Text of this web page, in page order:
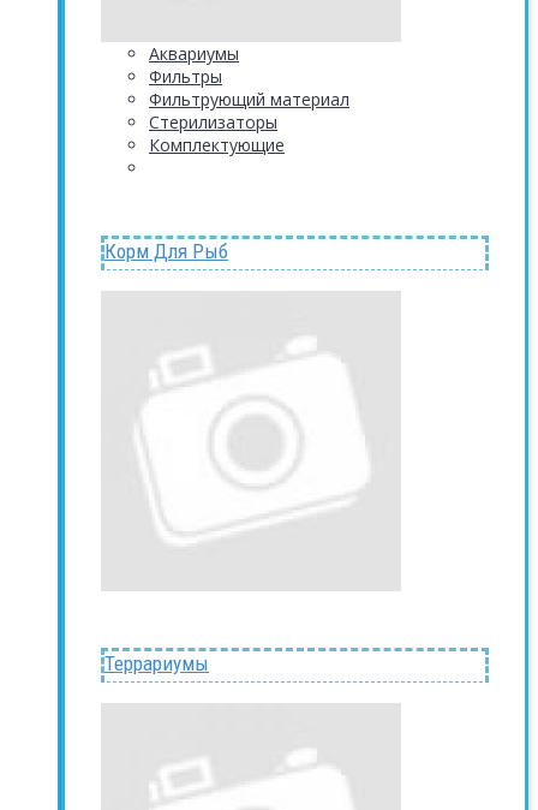
Аквариумы
Фильтры
Фильтрующий материал
Стерилизаторы
Комплектующие
Корм Для Рыб
Террариумы